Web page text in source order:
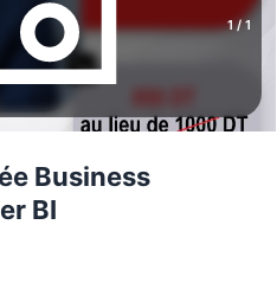
1/ 1
Business
BI